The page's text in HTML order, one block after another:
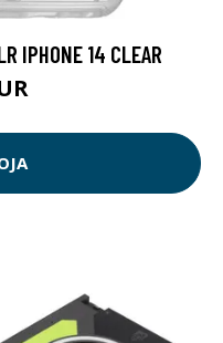
IPHONE 14 CLEAR